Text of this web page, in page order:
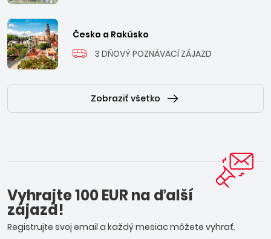
Česko a Rakúsko
3 DŇOVÝ POZNÁVACÍ ZÁJAZD
Zobraziť všetko
Vyhrajte 100 EUR na ďalší
zájazd!
Registrujte svoj email a každý mesiac môžete vyhrať.